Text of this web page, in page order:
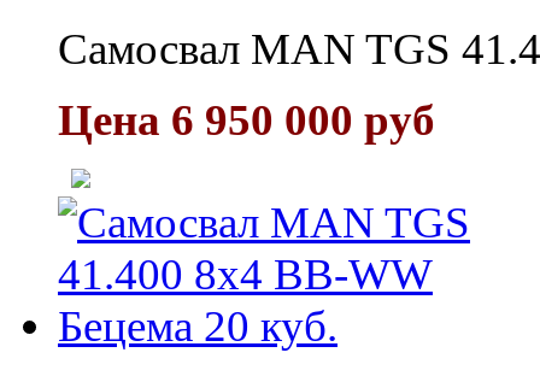
Самосвал MAN TGS
Цена 6 950 000 руб